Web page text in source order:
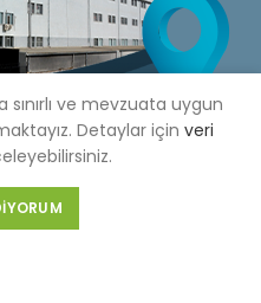
ve mevzuata uygun
Detaylar için veri